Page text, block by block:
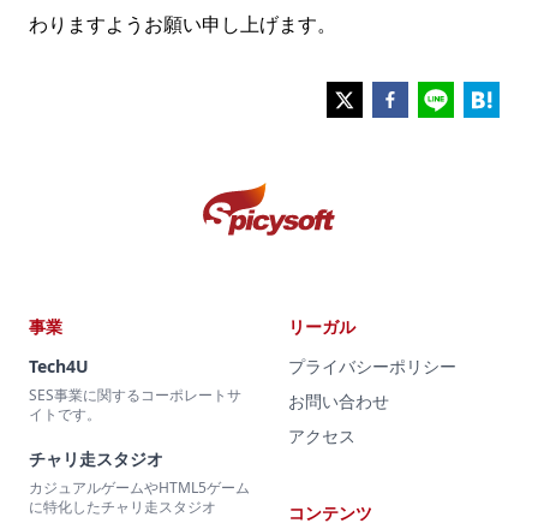
わりますようお願い申し上げます。
事業
Tech4U
SES事業に関するコーポレートサ
イトです。
チャリ走スタジオ
カジュアルゲームやHTML5ゲーム
に特化したチャリ走スタジオ
リーガル
プライバシーポリシー
お問い合わせ
アクセス
コンテンツ